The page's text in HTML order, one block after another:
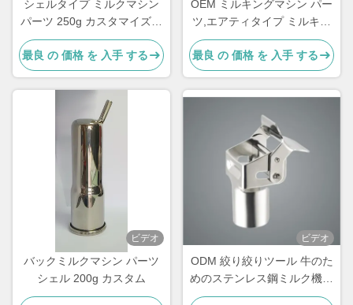
シェルタイプ ミルクマシン
パーツ 250g カスタマイズ可
能なヤギ用
最良 の 価格 を 入手 する
OEM ミルキングマシン パー
ツ,エアティタイプ ミルキン
グマシン部品
最良 の 価格 を 入手 する
ビデオ
バックミルクマシン パーツ
シェル 200g カスタム
ビデオ
ODM 絞り絞りツール 牛のた
めのステンレス鋼ミルク機械
部品